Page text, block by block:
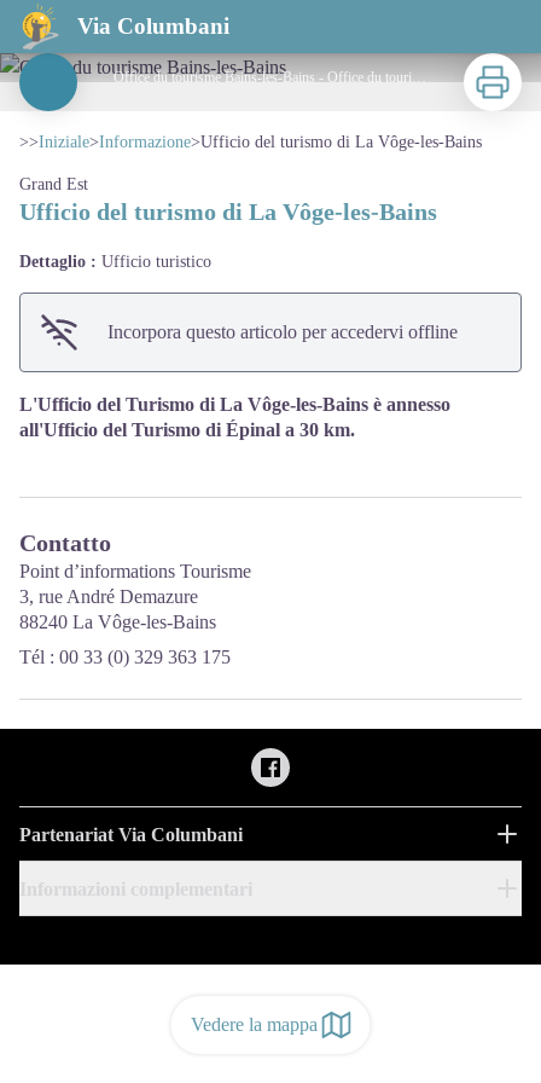
Via Columbani
Ufficio del turismo di La Vôge-les-Bains
Vedere la mappa
Office du tourisme Bains-les-Bains - Office du tourisme Bains-les-Bains
Stampa
>>Iniziale>Informazione>Ufficio del turismo di La Vôge-les-Bains
Grand Est
Ufficio del turismo di La Vôge-les-Bains
Dettaglio : Ufficio turistico
Incorpora questo articolo per accedervi offline
L'Ufficio del Turismo di La Vôge-les-Bains è annesso
all'Ufficio del Turismo di Épinal a 30 km.
Contatto
Point d’informations Tourisme
3, rue André Demazure
88240 La Vôge-les-Bains
Tél : 00 33 (0) 329 363 175
Partenariat Via Columbani
Informazioni complementari